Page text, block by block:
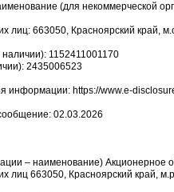
(для некоммерческой
лиц: 663050, Красноярский край,
1152411001170
2435006523
информации: https://www.e-
02.03.2026
– наименование) Акционерное
лиц 663050, Красноярский край,